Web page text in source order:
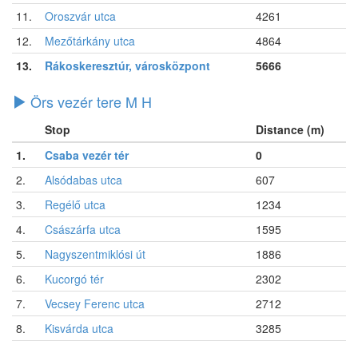
11.
Oroszvár utca
4261
12.
Mezőtárkány utca
4864
13.
Rákoskeresztúr, városközpont 5666
Örs vezér tere M H
Stop
Distance (m)
1.
Csaba vezér tér
0
2.
Alsódabas utca
607
3.
Regélő utca
1234
4.
Császárfa utca
1595
5.
Nagyszentmiklósi út
1886
6.
Kucorgó tér
2302
7.
Vecsey Ferenc utca
2712
8.
Kisvárda utca
3285